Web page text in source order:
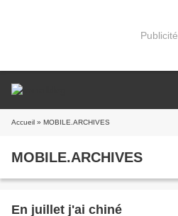
Publicité
Accueil » MOBILE.ARCHIVES
MOBILE.ARCHIVES
En juillet j'ai chiné